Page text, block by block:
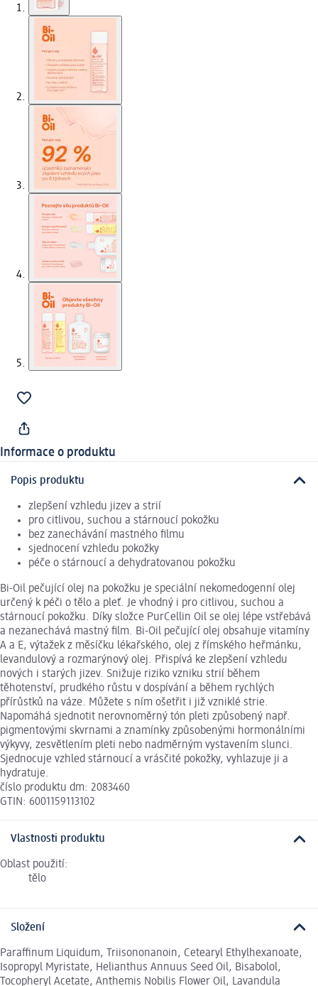
Informace o produktu
Popis produktu
zlepšení vzhledu jizev a strií
pro citlivou, suchou a stárnoucí pokožku
bez zanechávání mastného filmu
sjednocení vzhledu pokožky
péče o stárnoucí a dehydratovanou pokožku
Bi-Oil pečující olej na pokožku je speciální nekomedogenní olej
určený k péči o tělo a pleť. Je vhodný i pro citlivou, suchou a
stárnoucí pokožku. Díky složce PurCellin Oil se olej lépe vstřebává
a nezanechává mastný film. Bi-Oil pečující olej obsahuje vitamíny
A a E, výtažek z měsíčku lékařského, olej z římského heřmánku,
levandulový a rozmarýnový olej. Přispívá ke zlepšení vzhledu
nových i starých jizev. Snižuje riziko vzniku strií během
těhotenství, prudkého růstu v dospívání a během rychlých
přírůstků na váze. Můžete s ním ošetřit i již vzniklé strie.
Napomáhá sjednotit nerovnoměrný tón pleti způsobený např.
pigmentovými skvrnami a znamínky způsobenými hormonálními
výkyvy, zesvětlením pleti nebo nadměrným vystavením slunci.
Sjednocuje vzhled stárnoucí a vrásčité pokožky, vyhlazuje ji a
hydratuje.
číslo produktu dm: 2083460
GTIN: 6001159113102
Vlastnosti produktu
Oblast použití:
tělo
Složení
Paraffinum Liquidum, Triisononanoin, Cetearyl Ethylhexanoate,
Isopropyl Myristate, Helianthus Annuus Seed Oil, Bisabolol,
Tocopheryl Acetate, Anthemis Nobilis Flower Oil, Lavandula